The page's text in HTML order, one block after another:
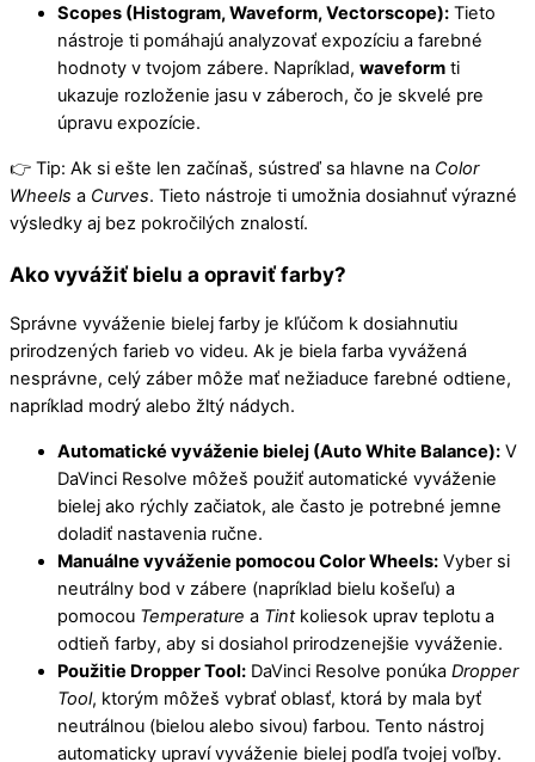
Scopes (Histogram, Waveform, Vectorscope): Tieto
nástroje ti pomáhajú analyzovať expozíciu a farebné
hodnoty v tvojom zábere. Napríklad, waveform ti
ukazuje rozloženie jasu v záberoch, čo je skvelé pre
úpravu expozície.
👉 Tip: Ak si ešte len začínaš, sústreď sa hlavne na Color
Wheels a Curves. Tieto nástroje ti umožnia dosiahnuť výrazné
výsledky aj bez pokročilých znalostí.
Ako vyvážiť bielu a opraviť farby?
Správne vyváženie bielej farby je kľúčom k dosiahnutiu
prirodzených farieb vo videu. Ak je biela farba vyvážená
nesprávne, celý záber môže mať nežiaduce farebné odtiene,
napríklad modrý alebo žltý nádych.
Automatické vyváženie bielej (Auto White Balance): V
DaVinci Resolve môžeš použiť automatické vyváženie
bielej ako rýchly začiatok, ale často je potrebné jemne
doladiť nastavenia ručne.
Manuálne vyváženie pomocou Color Wheels: Vyber si
neutrálny bod v zábere (napríklad bielu košeľu) a
pomocou Temperature a Tintkoliesok uprav teplotu a
odtieň farby, aby si dosiahol prirodzenejšie vyváženie.
Použitie Dropper Tool: DaVinci Resolve ponúka Dropper
Tool, ktorým môžeš vybrať oblasť, ktorá by mala byť
neutrálnou (bielou alebo sivou) farbou. Tento nástroj
automaticky upraví vyváženie bielej podľa tvojej voľby.